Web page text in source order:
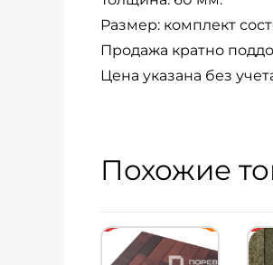
Размер: комплект
Продажа кратно
Цена указана без
Похожие